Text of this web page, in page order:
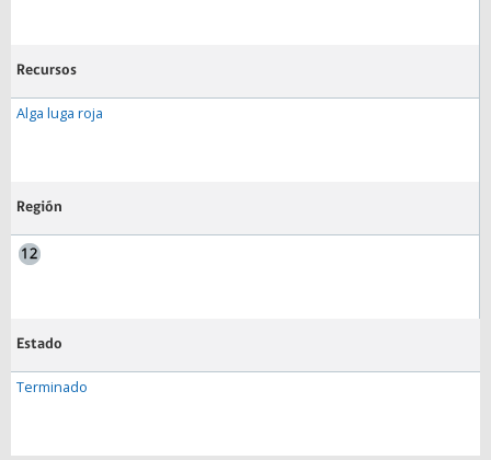
Recursos
Alga luga roja
Región
Estado
Terminado